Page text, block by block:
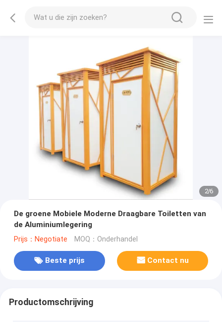
2/6
De groene Mobiele Moderne Draagbare Toiletten van
de Aluminiumlegering
Prijs：Negotiate MOQ：Onderhandel
Beste prijs Contact nu
Productomschrijving